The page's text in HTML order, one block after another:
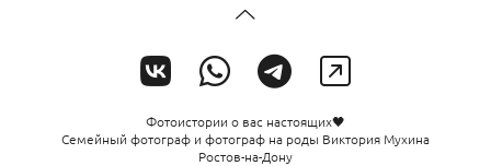
Фотоистории о вас настоящих🖤
Семейный фотограф и фотограф на роды Виктория Мухина
Ростов-на-Дону